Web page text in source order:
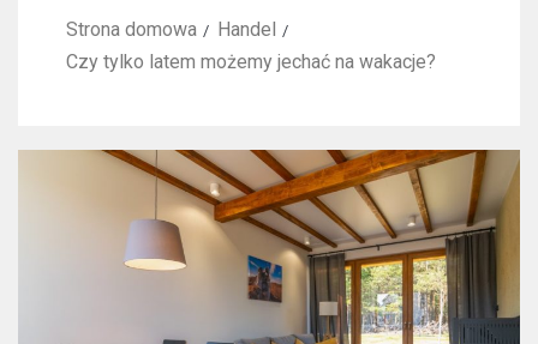
Strona domowa
Handel
Czy tylko latem możemy jechać na wakacje?